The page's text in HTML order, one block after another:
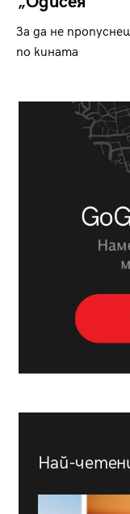
За да не
по кината
Най-